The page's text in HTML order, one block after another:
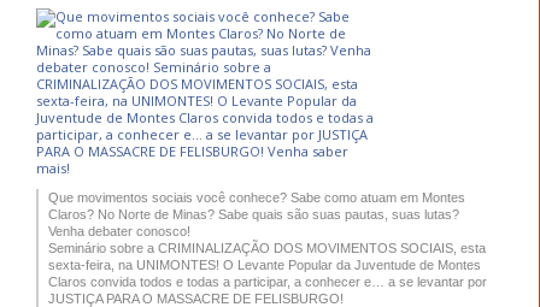
Que movimentos sociais você conhece? Sabe como atuam em Montes
Claros? No Norte de Minas? Sabe quais são suas pautas, suas lutas?
Venha debater conosco!
Seminário sobre a CRIMINALIZAÇÃO DOS MOVIMENTOS SOCIAIS, esta
sexta-feira, na UNIMONTES! O Levante Popular da Juventude de Montes
Claros convida todos e todas a participar, a conhecer e… a se levantar por
JUSTIÇA PARA O MASSACRE DE FELISBURGO!